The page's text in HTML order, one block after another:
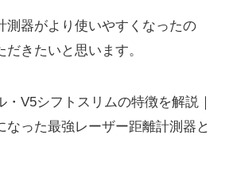
測器がより使いやすくなったの
きたいと思います。
・V5シフトスリムの特徴を解説｜
なった最強レーザー距離計測器と